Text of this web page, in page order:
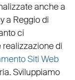
anche a
a Reggio di
ci
di
Siti Web
Sviluppiamo